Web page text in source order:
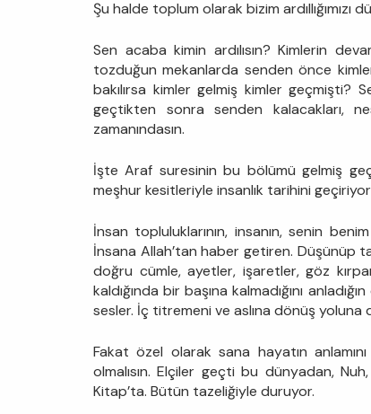
Şu halde toplum olarak bizim ardıllığımızı
Sen acaba kimin ardılısın? Kimlerin
tozduğun mekanlarda senden önce
bakılırsa kimler gelmiş kimler geçmişti?
geçtikten sonra senden kalacakları,
zamanındasın.
İşte Araf suresinin bu bölümü gelmiş
meşhur kesitleriyle insanlık tarihini
İnsan topluluklarının, insanın, senin
İnsana Allah’tan haber getiren. Düşünüp
doğru cümle, ayetler, işaretler, göz
kaldığında bir başına kalmadığını
sesler. İç titremeni ve aslına dönüş yoluna
Fakat özel olarak sana hayatın
olmalısın. Elçiler geçti bu dünyadan,
Kitap’ta. Bütün tazeliğiyle duruyor.